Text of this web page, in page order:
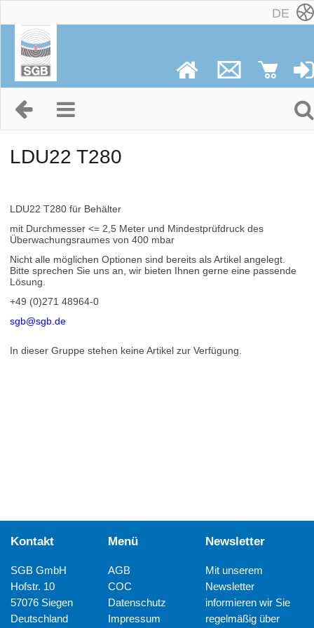
DE
LDU22 T280
LDU22 T280 für Behälter
mit Durchmesser <= 2,5 Meter und Mindestprüfdruck des
Überwachungsraumes von 400 mbar
Nicht alle möglichen Optionen sind bereits als Artikel angelegt.
Bitte sprechen Sie uns an, wir bieten Ihnen gerne eine passende
Lösung.
+49 (0)271 48964-0
sgb@sgb.de
In dieser Gruppe stehen keine Artikel zur Verfügung.
Kontakt
SGB GmbH
Hofstr. 10
57076 Siegen
Deutschland
Menü
AGB
COC
Datenschutz
Impressum
Newsletter
Mit unserem
Newsletter
informieren wir Sie
regelmäßig über